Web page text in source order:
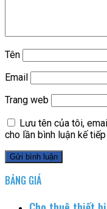
Tên
Email
Trang web
Lưu tên của tôi,
cho lần bình luận kế
BẢNG GIÁ